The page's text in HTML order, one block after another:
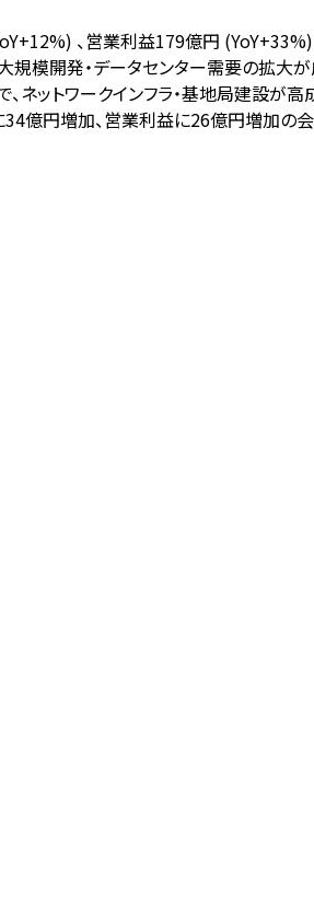
、営業利益179億円 (YoY+33%)
模開発・データセンター需要の拡大が
ットワークインフラ・基地局建設が高
億円増加、営業利益に26億円増加の会